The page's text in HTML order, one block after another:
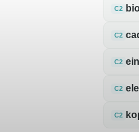
C2
C2
C2
C2
C2